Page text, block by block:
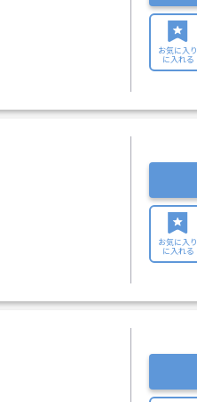
お気に入り
に入れる
お気に入り
に入れる